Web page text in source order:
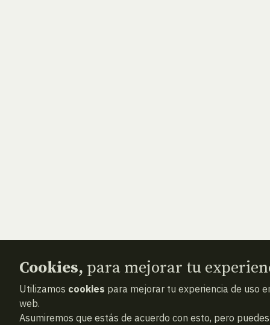
Cookies, para mejorar tu
Utilizamos cookies para mejorar tu experiencia de uso
web.
Asumiremos que estás de acuerdo con esto, pero